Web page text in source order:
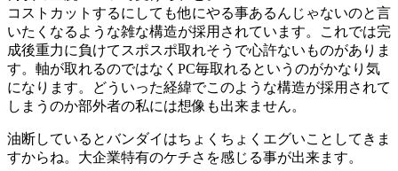
コストカットするにしても他にやる事あるんじゃないのと言
いたくなるような雑な構造が採用されています。これでは完
成後重力に負けてスポスポ取れそうで心許ないものがありま
す。軸が取れるのではなくPC毎取れるというのがかなり気
になります。どういった経緯でこのような構造が採用されて
しまうのか部外者の私には想像も出来ません。
油断しているとバンダイはちょくちょくエグいことしてきま
すからね。大企業特有のケチさを感じる事が出来ます。